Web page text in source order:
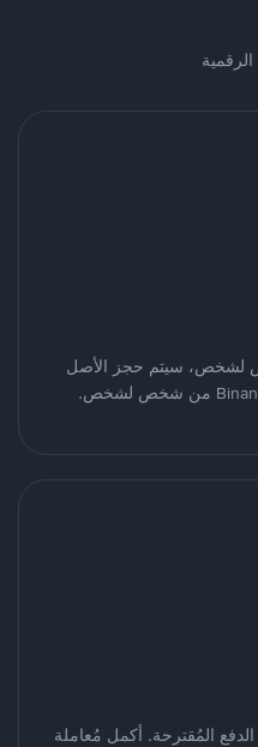
الرقمية
سيتم حجز الأصل
المُقترحة. أكمل مُعاملة